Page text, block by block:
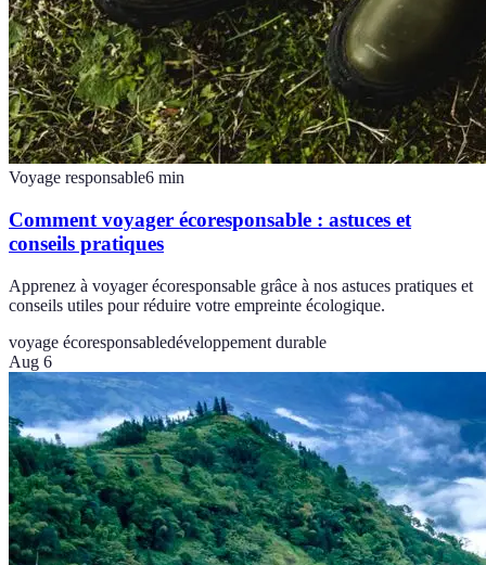
Voyage responsable6 min
Comment voyager écoresponsable : astuces et
conseils pratiques
Apprenez à voyager écoresponsable grâce à nos astuces pratiques et
conseils utiles pour réduire votre empreinte écologique.
voyage écoresponsabledéveloppement durable
Aug 6